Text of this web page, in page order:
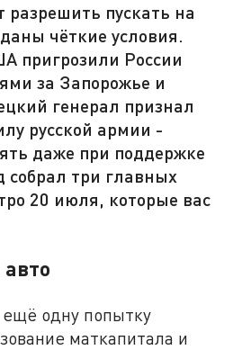
разрешить пускать на
чёткие условия.
пригрозили России
за Запорожье и
генерал признал
русской армии -
даже при поддержке
три главных
20 июля, которые вас
одну попытку
маткапитала и